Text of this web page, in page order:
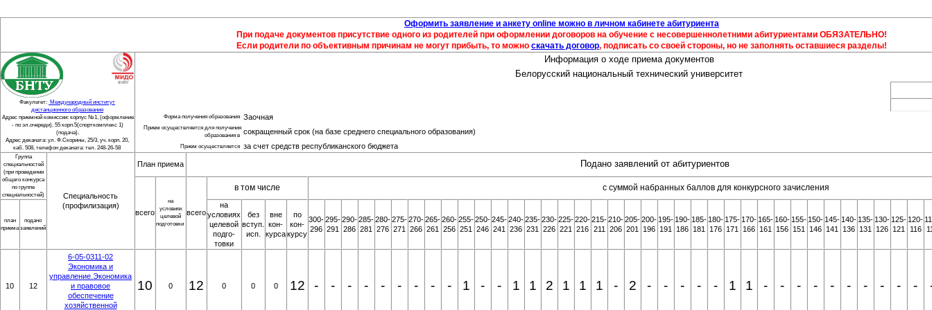
Оформить заявление и анкету online можно в личном кабинете абитуриента
При подаче документов присутствие одного из родителей при оформлении договоров на обучение с несовершеннолетними абитуриентами ОБЯЗАТЕЛЬНО!
Если родители по объективным причинам не могут прибыть, то можно скачать договор, подписать со своей стороны, но не заполнять оставшиеся разделы!
Факультет: Международный институт
дистанционного образования
Адрес приемной комиссии: корпус №1, (оформление
- по эл.очереди), 55 корп.5(спорткомплекс 1)
(подача).
Адрес деканата: ул. Ф.Скорины, 25/3, уч. корп. 20,
каб. 508, телефон деканата: тел. 248-26-58
Информация о ходе приема документов
Белорусский национальный технический университет
Форма получения образования Заочная
Прием осуществляется для получения
образования в сокращенный срок (на базе среднего специального образования)
Прием осуществляется за счет средств республиканского бюджета
Группа
специальностей
(при проведении
общего конкурса
по группе
специальностей)
Специальность
(профилизация)
План приема Подано заявлений от абитуриентов
всего
на
условиях
целевой
подготовки
всего
в том числе с суммой набранных баллов для конкурсного зачисления
план
приема
подано
заявлений
на
условиях
целевой
подго-
товки
без
вступ.
исп.
вне
кон-
курса
по
кон-
курсу
300-
296
295-
291
290-
286
285-
281
280-
276
275-
271
270-
266
265-
261
260-
256
255-
251
250-
246
245-
241
240-
236
235-
231
230-
226
225-
221
220-
216
215-
211
210-
206
205-
201
200-
196
195-
191
190-
186
185-
181
180-
176
175-
171
170-
166
165-
161
160-
156
155-
151
150-
146
145-
141
140-
136
135-
131
130-
126
125-
121
120-
116
10 12
6-05-0311-02
Экономика и
управление.Экономика
и правовое
обеспечение
хозяйственной
10 0 12 0 0 0 12 - - - - - - - - - 1 - - 1 1 2 1 1 1 - 2 - - - - - 1 1 - - - - - - - - - -